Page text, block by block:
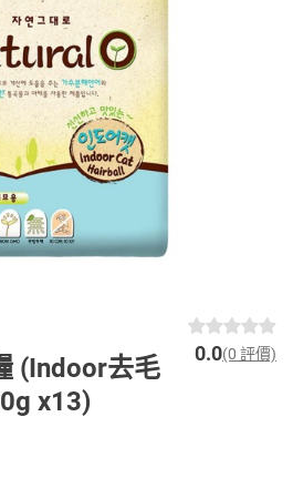
(Indoor去毛
x13)
0.0(0 評價)